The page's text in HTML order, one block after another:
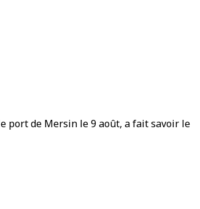
port de Mersin le 9 août, a fait savoir le